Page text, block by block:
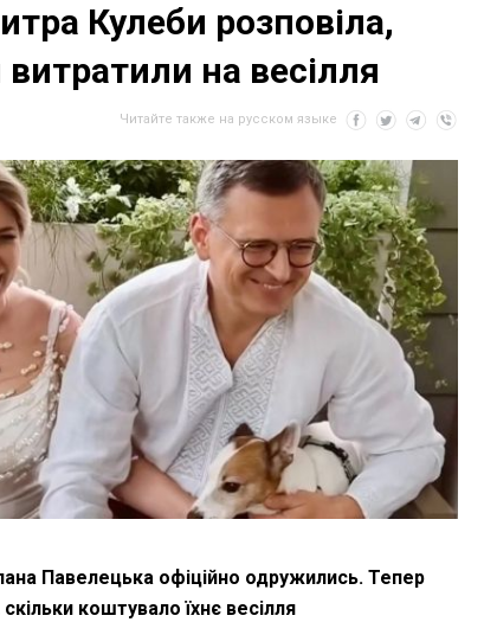
Кулеби розповіла,
на весілля
Читайте также на русском языке
Павелецька офіційно одружились. Тепер
коштувало їхнє весілля